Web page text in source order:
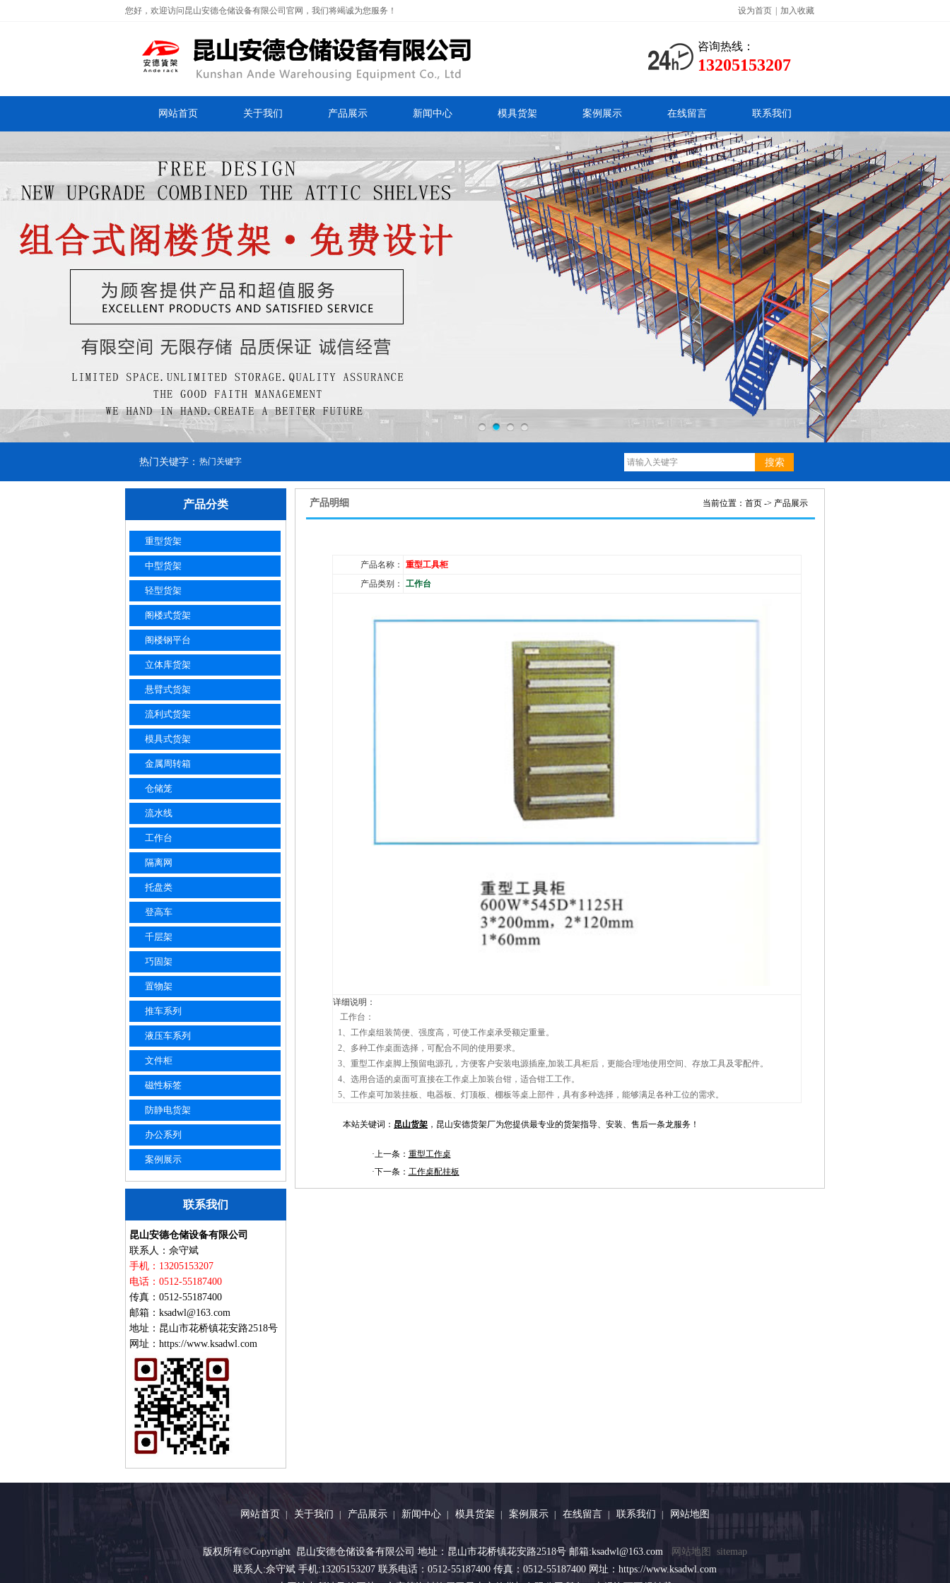
您好，欢迎访问昆山安德仓储设备有限公司官网，我们将竭诚为您服务！ 设为首页 加入收藏
咨询热线：
13205153207
网站首页 关于我们 产品展示 新闻中心 模具货架 案例展示 在线留言 联系我们
热门关键字： 热门关键字
产品分类
重型货架
中型货架
轻型货架
阁楼式货架
阁楼钢平台
立体库货架
悬臂式货架
流利式货架
模具式货架
金属周转箱
仓储笼
流水线
工作台
隔离网
托盘类
登高车
千层架
巧固架
置物架
推车系列
液压车系列
文件柜
磁性标签
防静电货架
办公系列
案例展示
联系我们
昆山安德仓储设备有限公司
联系人：佘守斌
手机：13205153207
电话：0512-55187400
传真：0512-55187400
邮箱：ksadwl@163.com
地址：昆山市花桥镇花安路2518号
网址：https://www.ksadwl.com
产品明细 当前位置： 首页 -> 产品展示
产品名称：
重型工具柜
产品类别：
工作台
详细说明：
工作台：
1、工作桌组装简便、强度高，可使工作桌承受额定重量。
2、多种工作桌面选择，可配合不同的使用要求。
3、重型工作桌脚上预留电源孔，方便客户安装电源插座,加装工具柜后，更能合理地使用空间、存放工具及零配件。
4、选用合适的桌面可直接在工作桌上加装台钳，适合钳工工作。
5、工作桌可加装挂板、电器板、灯顶板、棚板等桌上部件，具有多种选择，能够满足各种工位的需求。
本站关键词： 昆山货架 ，昆山安德货架厂为您提供最专业的货架指导、安装、售后一条龙服务！
·上一条： 重型工作桌
·下一条： 工作桌配挂板
网站首页 关于我们 产品展示 新闻中心 模具货架 案例展示 在线留言 联系我们 网站地图
版权所有©Copyright 昆山安德仓储设备有限公司 地址：昆山市花桥镇花安路2518号 邮箱:ksadwl@163.com 网站地图
sitemap
联系人:佘守斌 手机:13205153207 联系电话：0512-55187400 传真：0512-55187400 网址：https://www.ksadwl.com